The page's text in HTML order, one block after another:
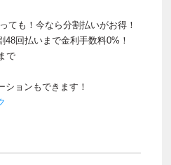
ても！今なら分割払いがお得！
回払いまで金利手数料0%！
で
ションもできます！